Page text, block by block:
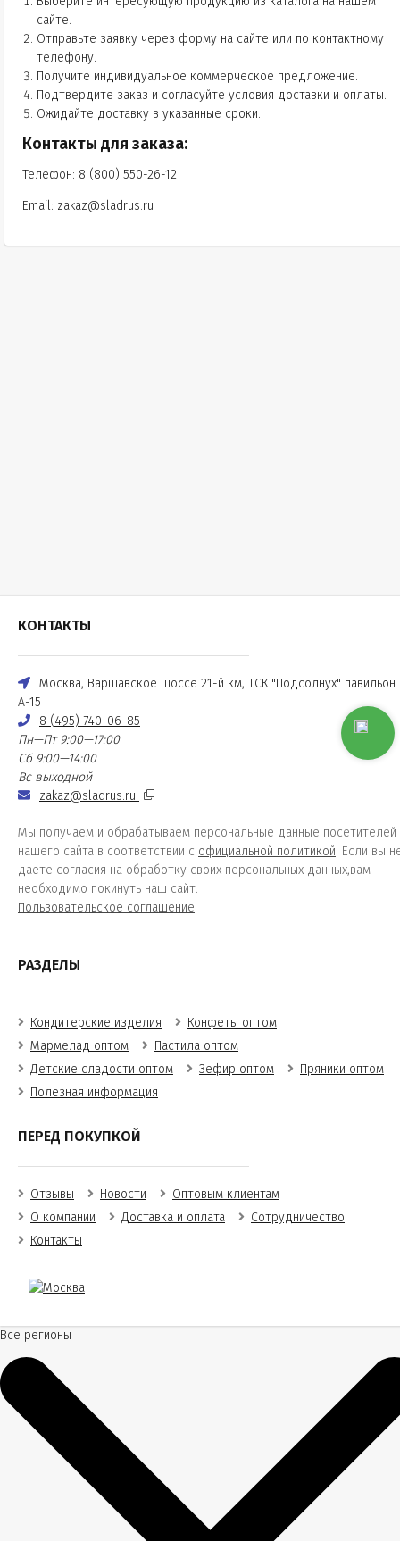
сайте.
Отправьте заявку через форму на сайте или по контактному
телефону.
Получите индивидуальное коммерческое предложение.
Подтвердите заказ и согласуйте условия доставки и оплаты.
Ожидайте доставку в указанные сроки.
Контакты для заказа:
Телефон: 8 (800) 550-26-12
Email: zakaz@sladrus.ru
КОНТАКТЫ
Москва, Варшавское шоссе 21-й км, ТСК "Подсолнух" павильон
А-15
8 (495) 740-06-85
Пн—Пт 9:00—17:00
Сб 9:00—14:00
Вс выходной
zakaz@sladrus.ru
Мы получаем и обрабатываем персональные данные посетителей
нашего сайта в соответствии с официальной политикой. Если вы
даете согласия на обработку своих персональных данных,вам
необходимо покинуть наш сайт.
Пользовательское соглашение
РАЗДЕЛЫ
Кондитерские изделия
Конфеты оптом
Мармелад оптом
Пастила оптом
Детские сладости оптом
Зефир оптом
Пряники оптом
Полезная информация
ПЕРЕД ПОКУПКОЙ
Отзывы Новости
Оптовым клиентам
О компании
Доставка и оплата
Сотрудничество
Контакты
Все регионы